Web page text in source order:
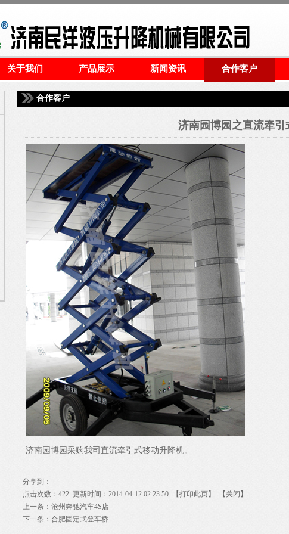
关于我们 产品展示 新闻资讯 合作客户
合作客户
济南园博园之直流牵引
济南园博园采购我司直流牵引式移动升降机。
分享到：
点击次数： 422 更新时间：2014-04-12 02:23:50 【打印此页】 【 关闭 】
上一条： 沧州奔驰汽车4S店
下一条： 合肥固定式登车桥